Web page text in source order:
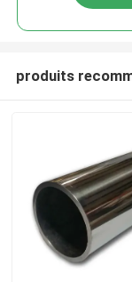
produits